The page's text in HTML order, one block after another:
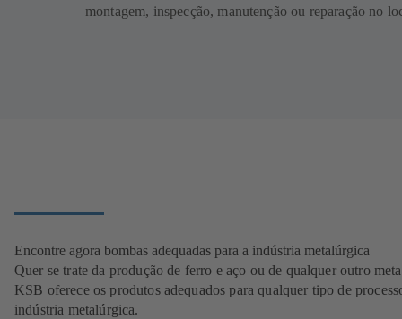
montagem, inspecção, manutenção ou reparação no
Encontre agora bombas adequadas para a indústria metalúrgica
Quer se trate da produção de ferro e aço ou de qualquer outro
KSB oferece os produtos adequados para qualquer tipo de
indústria metalúrgica.